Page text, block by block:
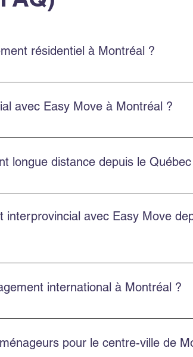
résidentiel à Montréal ?
et en banlieue, avec une équipe
avec Easy Move à Montréal ?
514‑578‑6903, ou en nous contactant via
longue distance depuis le
depuis le Québec. Contactez-
interprovincial avec Easy Move
Easy Move propose des soumissions
international à Montréal ?
internationaux depuis Montréal, y
pour le centre-ville de